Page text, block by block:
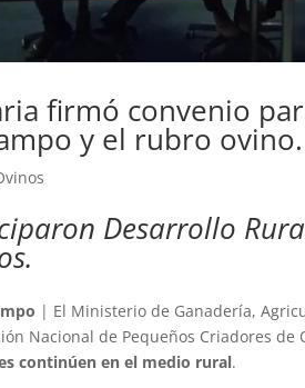
firmó convenio
y el rubro ovino.
Desarrollo
| El Ministerio de Ganadería,
Nacional de Pequeños Criadores
continúen en el medio rural.